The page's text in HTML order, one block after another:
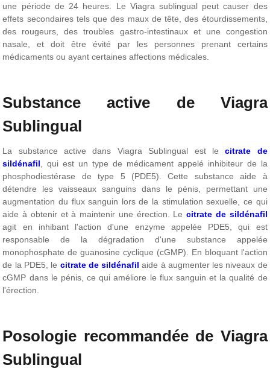
une période de 24 heures. Le Viagra sublingual peut causer des
effets secondaires tels que des maux de tête, des étourdissements,
des rougeurs, des troubles gastro-intestinaux et une congestion
nasale, et doit être évité par les personnes prenant certains
médicaments ou ayant certaines affections médicales.
Substance active de Viagra
Sublingual
La substance active dans Viagra Sublingual est lecitrate de
sildénafil , qui est un type de médicament appelé inhibiteur de la
phosphodiestérase de type 5 (PDE5). Cette substance aide à
détendre les vaisseaux sanguins dans le pénis, permettant une
augmentation du flux sanguin lors de la stimulation sexuelle, ce qui
aide à obtenir et à maintenir une érection. Le citrate de sildénafil
agit en inhibant l'action d'une enzyme appelée PDE5, qui est
responsable de la dégradation d'une substance appelée
monophosphate de guanosine cyclique (cGMP). En bloquant l'action
de la PDE5, le citrate de sildénafilaide à augmenter les niveaux de
cGMP dans le pénis, ce qui améliore le flux sanguin et la qualité de
l'érection.
Posologie recommandée de Viagra
Sublingual